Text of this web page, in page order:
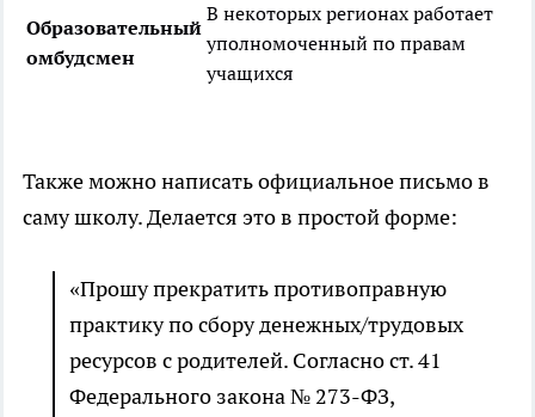
Образовательный
омбудсмен
В некоторых регионах работает
уполномоченный по правам
учащихся
Также можно написать официальное письмо в
саму школу. Делается это в простой форме:
«Прошу прекратить противоправную
практику по сбору денежных/трудовых
ресурсов с родителей. Согласно ст. 41
Федерального закона № 273-ФЗ,